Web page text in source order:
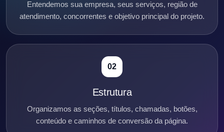
Entendemos sua empresa, seus serviços, região de
atendimento, concorrentes e objetivo principal do projeto.
02
Estrutura
Organizamos as seções, títulos, chamadas, botões,
conteúdo e caminhos de conversão da página.